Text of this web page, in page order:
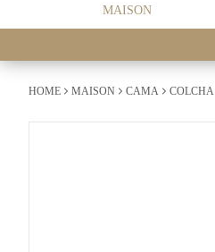
MAISON
HOME MAISON CAMA COLCHA